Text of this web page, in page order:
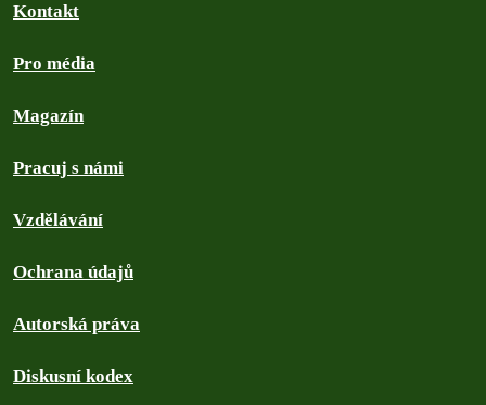
Kontakt
Pro média
Magazín
Pracuj s námi
Vzdělávání
Ochrana údajů
Autorská práva
Diskusní kodex